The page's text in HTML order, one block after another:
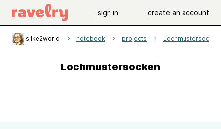
sign in create an account
silke2world notebook projects Lochmustersocken
Lochmustersocken